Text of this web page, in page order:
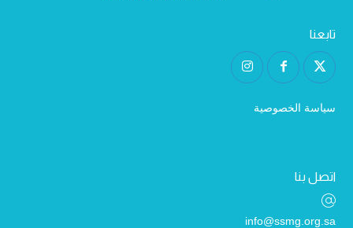
تابعنا
سياسة الخصوصية
اتصل بنا
info@ssmg.org.sa